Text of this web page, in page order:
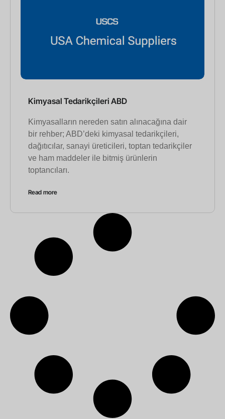
Kimyasal Tedarikçileri ABD
Kimyasalların nereden satın alınacağına dair
bir rehber; ABD’deki kimyasal tedarikçileri,
dağıtıcılar, sanayi üreticileri, toptan tedarikçiler
ve ham maddeler ile bitmiş ürünlerin
toptancıları.
Read more